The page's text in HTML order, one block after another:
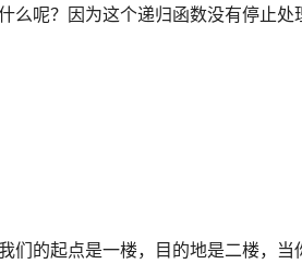
么呢？因为这个递归函数没有停止处
的起点是一楼，目的地是二楼，当